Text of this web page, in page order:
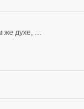
же духе, …